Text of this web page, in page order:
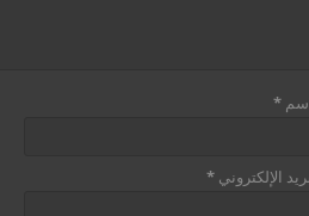
*
الإلكتروني *